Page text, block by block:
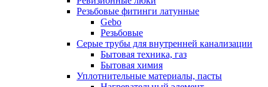
Резьбовые фитинги латунные
Gebo
Резьбовые
Серые трубы для внутренней канализации
Бытовая техника, газ
Бытовая химия
Уплотнительные материалы, пасты